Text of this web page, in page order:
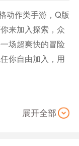
动作类手游，Q版
来加入探索，众
场超爽快的冒险
你自由加入，用
展开全部